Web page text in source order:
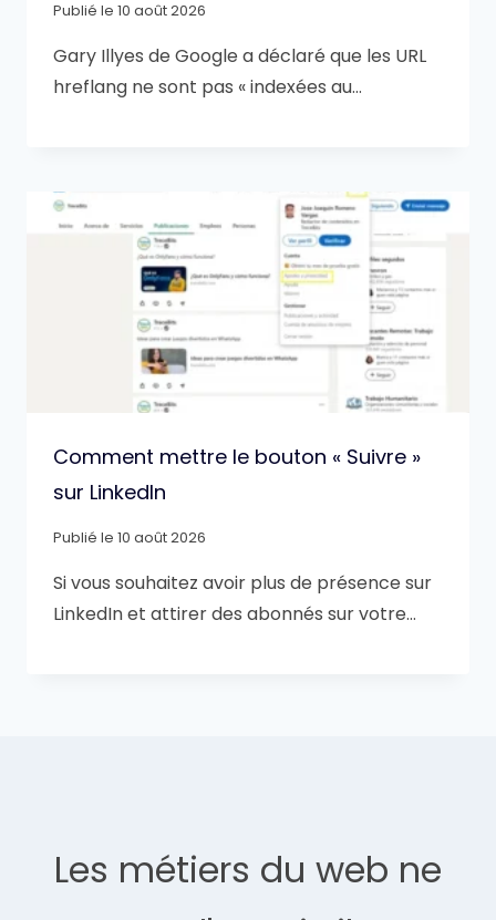
Publié le 10 août 2026
Gary Illyes de Google a déclaré que les URL
hreflang ne sont pas « indexées au…
Comment mettre le bouton « Suivre »
sur LinkedIn
Publié le 10 août 2026
Si vous souhaitez avoir plus de présence sur
LinkedIn et attirer des abonnés sur votre…
Les métiers du web ne